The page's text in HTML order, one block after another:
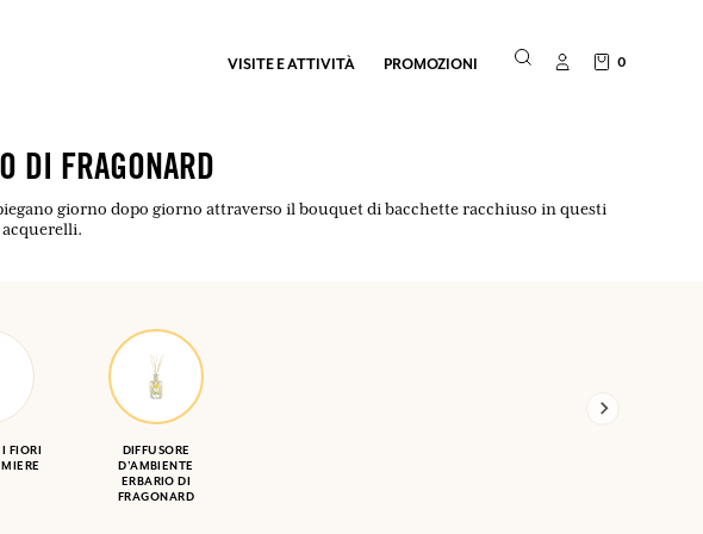
VISITE E ATTIVITÀ PROMOZIONI 0
DI FRAGONARD
giorno dopo giorno attraverso il bouquet di bacchette racchiuso in questi
I FIORI
DIFFUSORE
D'AMBIENTE
ERBARIO DI
FRAGONARD